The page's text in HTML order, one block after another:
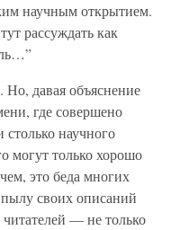
научным открытием.
рассуждать как
давая объяснение
где совершено
научного
могут только хорошо
это беда многих
своих описаний
— не только